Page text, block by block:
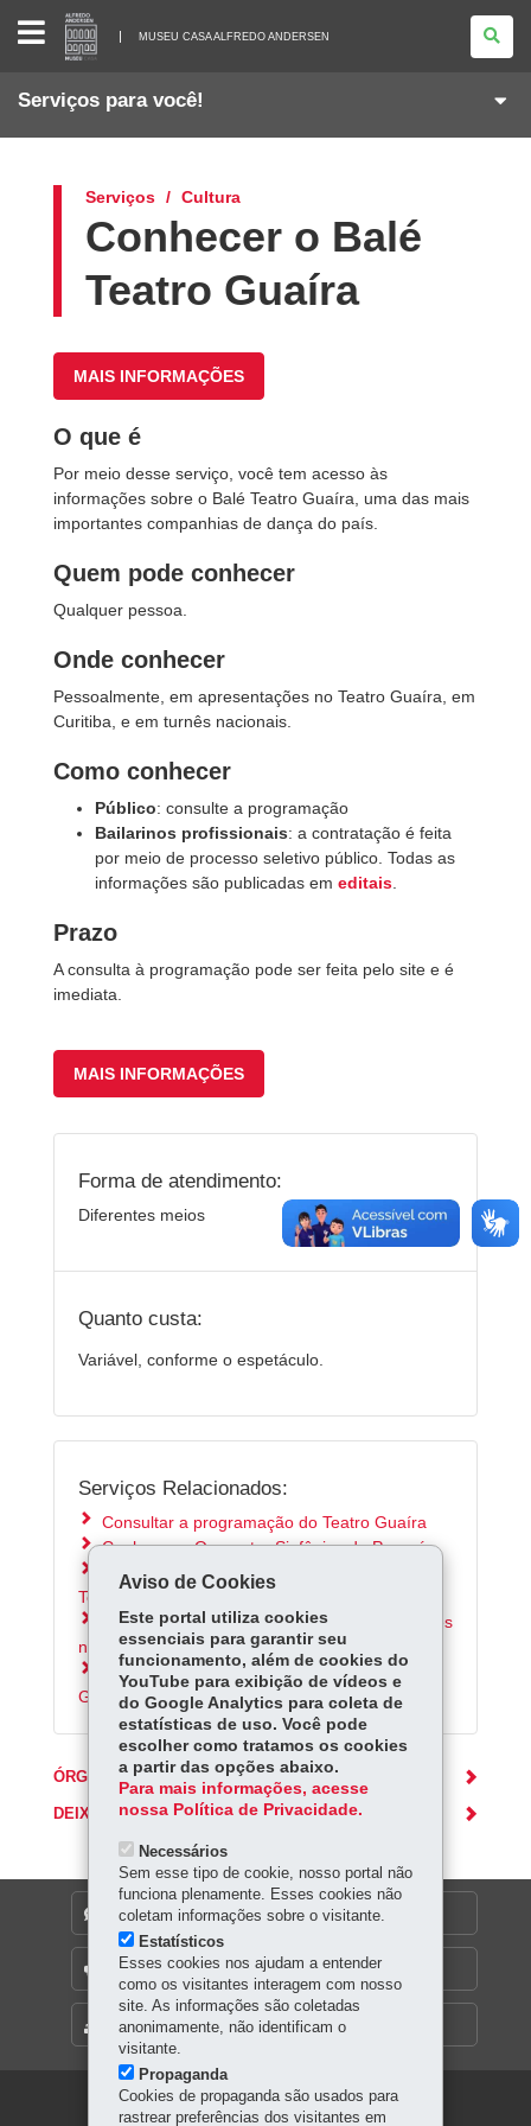
MUSEU
CASA
ALFREDO
MUSEU CASA ALFREDO ANDERSEN
Serviços para você!
Serviços Cultura
Conhecer o Balé
Teatro Guaíra
MAIS INFORMAÇÕES
O que é
Por meio desse serviço, você tem acesso às
informações sobre o Balé Teatro Guaíra, uma das mais
importantes companhias de dança do país.
Quem pode conhecer
Qualquer pessoa.
Onde conhecer
Pessoalmente, em apresentações no Teatro Guaíra, em
Curitiba, e em turnês nacionais.
Como conhecer
Público: consulte a programação
Bailarinos profissionais: a contratação é feita
por meio de processo seletivo público. Todas as
informações são publicadas em editais
Prazo
A consulta à programação pode ser feita pelo site e é
imediata.
MAIS INFORMAÇÕES
Forma de atendimento:
Diferentes meios
Quanto custa:
Variável, conforme o espetáculo.
Serviços Relacionados:
Consultar a programação do Teatro Guaíra
Conhecer a Orquestra Sinfônica do Paraná
Conhecer o G2 Companhia de Dança do
Teatro Guaíra
Conhecer as produções culturais paranaenses
no site Paraná Cultura
Inscrever-se na Escola de Dança do Teatro
Guaíra
ÓRGÃO RESPONSÁVEL
DEIXE SUA OPINIÃO
MAPA DO SITE
DENUNCIE CORRUPÇÃO
OUVIDORIA
Navegação
Aviso de Cookies
Este portal utiliza cookies
essenciais para garantir seu
funcionamento, além de cookies do
YouTube para exibição de vídeos e
do Google Analytics para coleta de
estatísticas de uso. Você pode
escolher como tratamos os cookies
a partir das opções abaixo.
Para mais informações, acesse
nossa Política de Privacidade.
Necessários
Sem esse tipo de cookie, nosso portal não
funciona plenamente. Esses cookies não
coletam informações sobre o visitante.
Estatísticos
Esses cookies nos ajudam a entender
como os visitantes interagem com nosso
site. As informações são coletadas
anonimamente, não identificam o
visitante.
Propaganda
Cookies de propaganda são usados para
rastrear preferências dos visitantes em